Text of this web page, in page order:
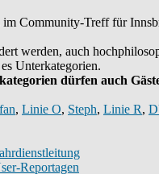
Community-Treff für
werden, auch
Unterkategorien.
dürfen auch
, Linie O, Steph, Linie R,
Reportagen